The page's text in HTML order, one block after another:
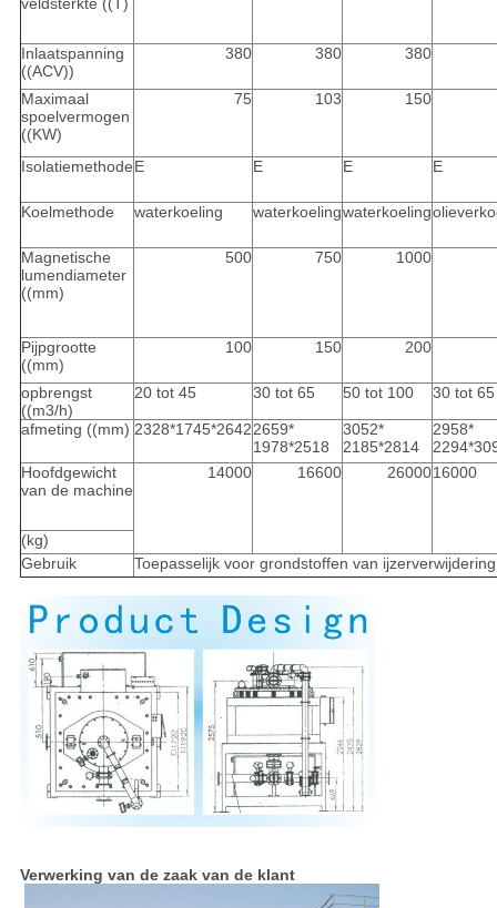
veldsterkte ((T)
Inlaatspanning
((ACV))
380 380 380
Maximaal
spoelvermogen
((KW)
75 103 150
IsolatiemethodeE E E E
Koelmethode waterkoeling waterkoelingwaterkoeling
Magnetische
lumendiameter
((mm)
500 750 1000
Pijpgrootte
((mm)
100 150 200
opbrengst
((m3/h)
20 tot 45 30 tot 65 50 tot 100 30 tot 65
afmeting ((mm) 2328*1745*26422659*
1978*2518
3052*
2185*2814
2958*
Hoofdgewicht
van de machine
14000 16600 2600016000
(kg)
Gebruik
Toepasselijk voor grondstoffen van
Verwerking van de zaak van de klant